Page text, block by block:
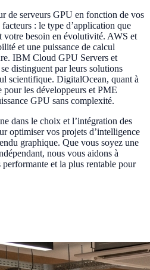
de serveurs GPU en fonction de vos
: le type d’application que
votre besoin en évolutivité. AWS et
et une puissance de calcul
IBM Cloud GPU Servers et
distinguent par leurs solutions
scientifique. DigitalOcean, quant à
pour les développeurs et PME
GPU sans complexité.
dans le choix et l’intégration des
optimiser vos projets d’intelligence
graphique. Que vous soyez une
nous vous aidons à
et la plus rentable pour